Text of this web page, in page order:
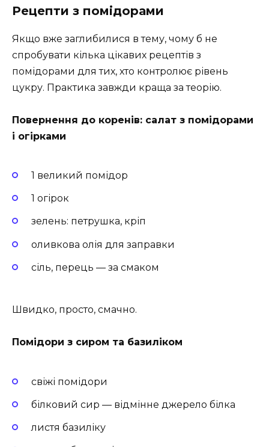
Рецепти з помідорами
Якщо вже заглибилися в тему, чому б не
спробувати кілька цікавих рецептів з
помідорами для тих, хто контролює рівень
цукру. Практика завжди краща за теорію.
Повернення до коренів: салат з помідорами
і огірками
1 великий помідор
1 огірок
зелень: петрушка, кріп
оливкова олія для заправки
сіль, перець — за смаком
Швидко, просто, смачно.
Помідори з сиром та базиліком
свіжі помідори
білковий сир — відмінне джерело білка
листя базиліку